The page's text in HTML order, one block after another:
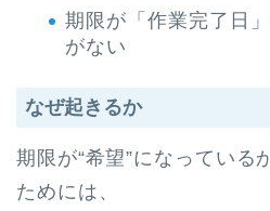
期限が「作業完了日
がない
なぜ起きるか
期限が“希望”になっている
ためには、